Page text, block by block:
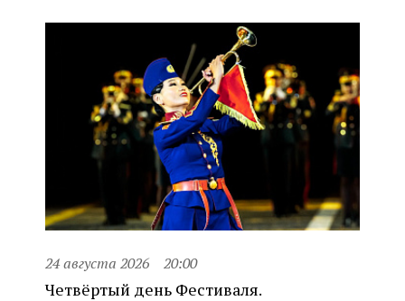
24 августа 2026 20:00
Четвёртый день Фестиваля.